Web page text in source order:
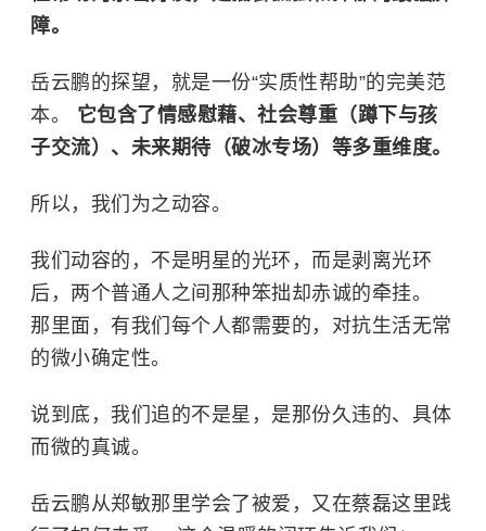
障。
岳云鹏的探望，就是一份“实质性帮助”的完美范
本。 它包含了情感慰藉、社会尊重（蹲下与孩
子交流）、未来期待（破冰专场）等多重维度。
所以，我们为之动容。
我们动容的，不是明星的光环，而是剥离光环
后，两个普通人之间那种笨拙却赤诚的牵挂。
那里面，有我们每个人都需要的，对抗生活无常
的微小确定性。
说到底，我们追的不是星，是那份久违的、具体
而微的真诚。
岳云鹏从郑敏那里学会了被爱，又在蔡磊这里践